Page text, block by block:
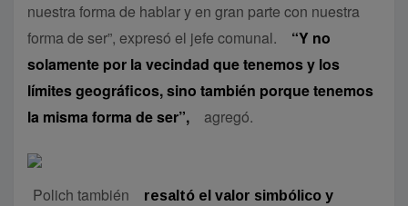
nuestra forma de hablar y en gran parte con nuestra
forma de ser”, expresó el jefe comunal.
“Y no
solamente por la vecindad que tenemos y los
límites geográficos, sino también porque tenemos
la misma forma de ser”,
agregó.
Polich también
resaltó el valor simbólico y